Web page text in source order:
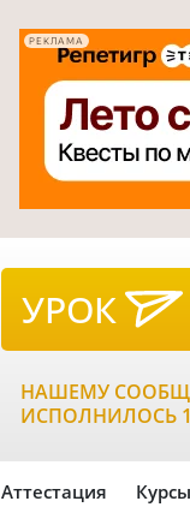
РЕКЛАМА
УРОК
НАШЕМУ
ИСПОЛНИЛОСЬ
Аттестация Курсы